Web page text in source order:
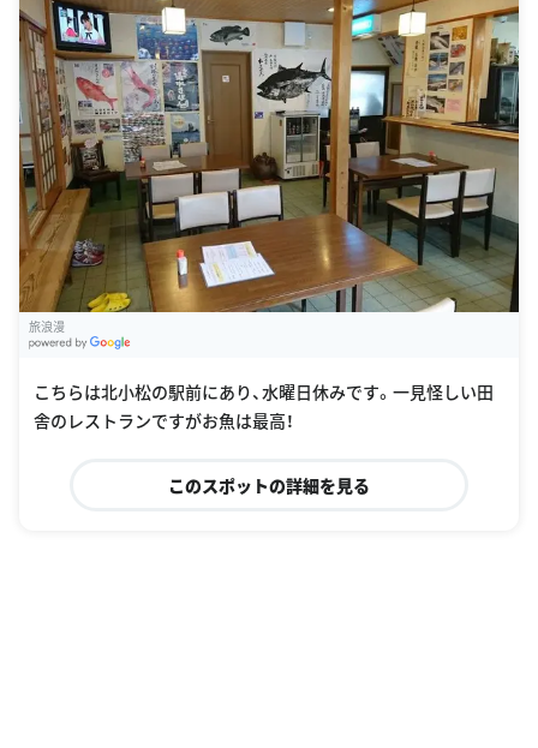
旅浪漫
こちらは北小松の駅前にあり、水曜日休みです。一見怪しい田
舎のレストランですがお魚は最高！
このスポットの詳細を見る